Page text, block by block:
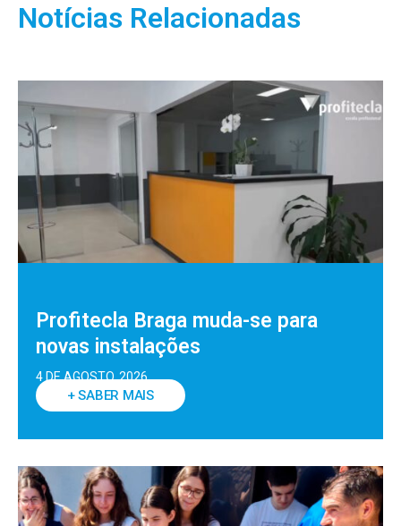
Notícias Relacionadas
Profitecla Braga muda-se para
novas instalações
4 DE AGOSTO, 2026
+ SABER MAIS